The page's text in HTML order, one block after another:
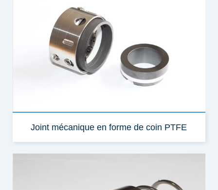
Joint mécanique en forme de coin PTFE